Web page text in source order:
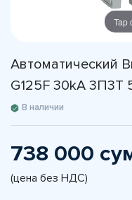
Tap
Автоматический
G125F 30kA 3П3Т
В наличии
738 000
(цена без НДС)